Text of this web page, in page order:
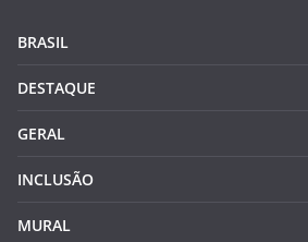
BRASIL
DESTAQUE
GERAL
INCLUSÃO
MURAL